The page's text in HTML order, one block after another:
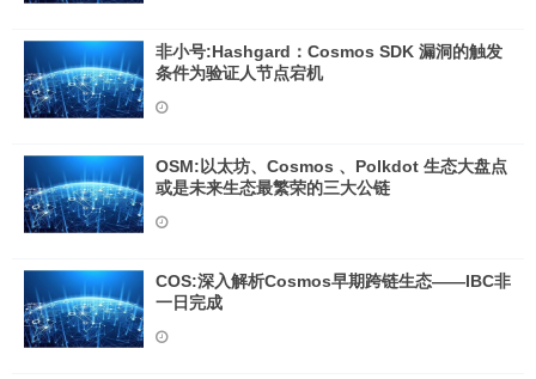
非小号:Hashgard：Cosmos SDK 漏洞的触发
条件为验证人节点宕机
OSM:以太坊、Cosmos 、Polkdot 生态大盘点
或是未来生态最繁荣的三大公链
COS:深入解析Cosmos早期跨链生态——IBC非
一日完成